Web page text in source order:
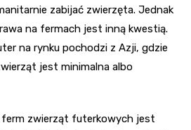
zabijać zwierzęta. Jednak
na fermach jest inną kwestią.
na rynku pochodzi z Azji, gdzie
jest minimalna albo
ferm zwierząt futerkowych jest